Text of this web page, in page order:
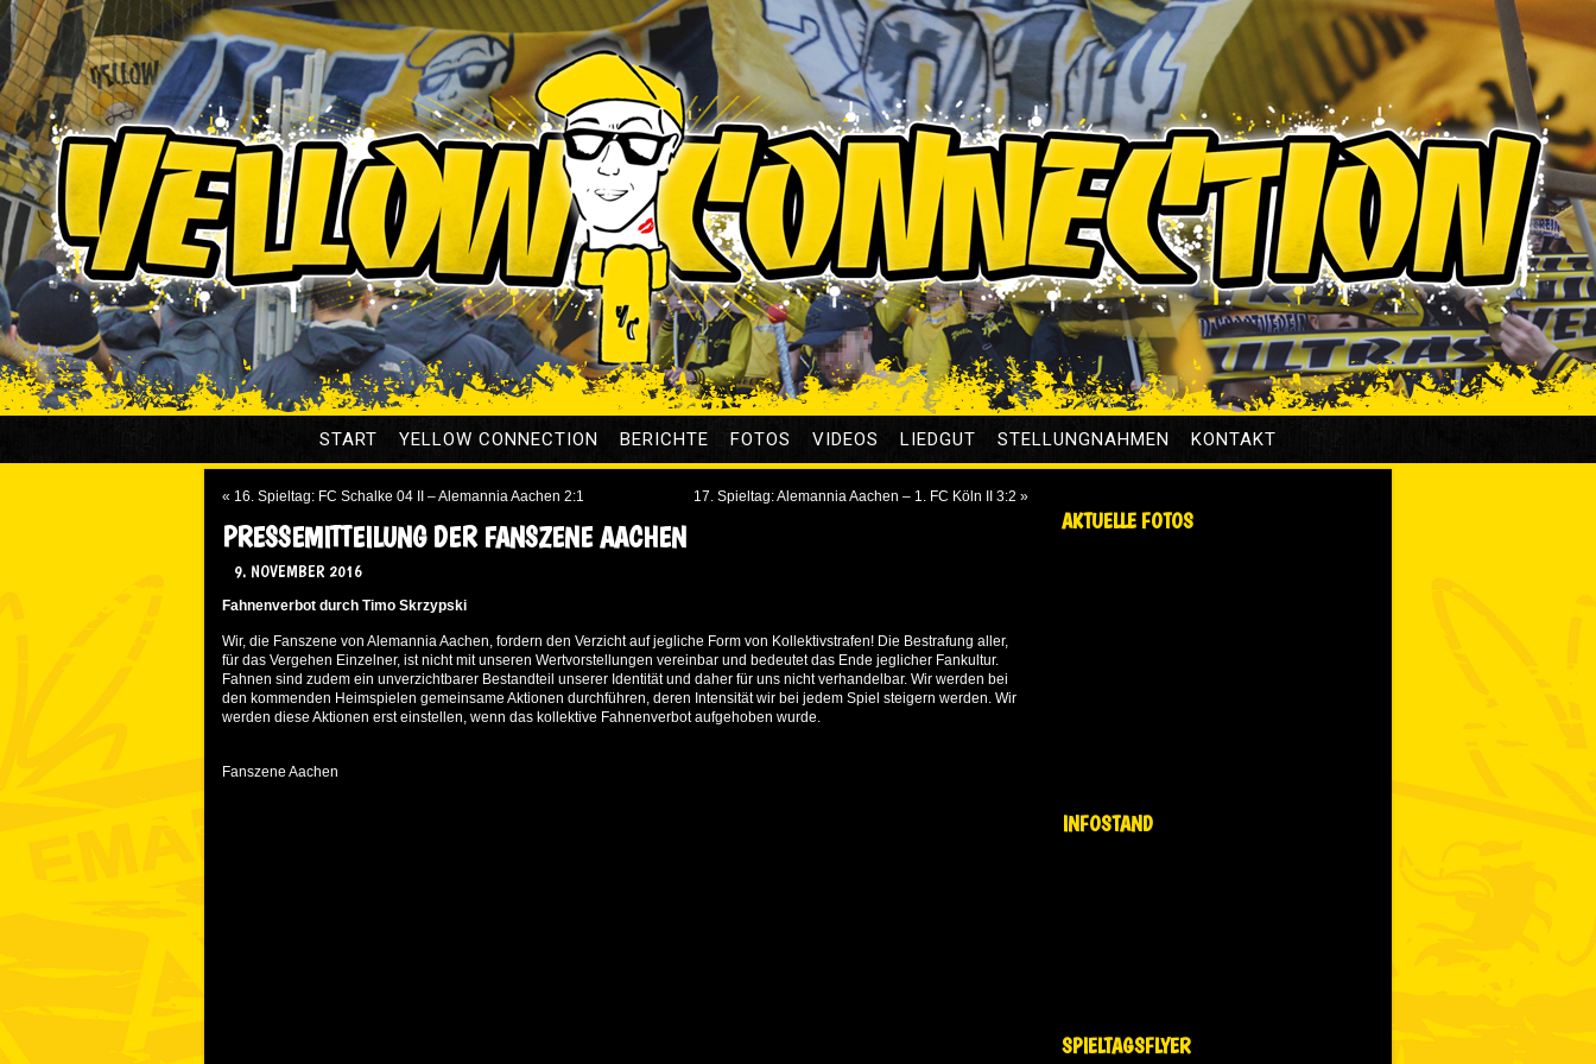
START YELLOW CONNECTION BERICHTE FOTOS VIDEOS LIEDGUT STELLUNGNAHMEN KONTAKT
« 16. Spieltag: FC Schalke 04 II – Alemannia Aachen 2:1 17. Spieltag: Alemannia Aachen – 1. FC Köln II 3:2 »
PRESSEMITTEILUNG DER FANSZENE AACHEN
9. NOVEMBER 2016
Fahnenverbot durch Timo Skrzypski
Wir, die Fanszene von Alemannia Aachen, fordern den Verzicht auf jegliche Form von Kollektivstrafen! Die Bestrafung aller,
für das Vergehen Einzelner, ist nicht mit unseren Wertvorstellungen vereinbar und bedeutet das Ende jeglicher Fankultur.
Fahnen sind zudem ein unverzichtbarer Bestandteil unserer Identität und daher für uns nicht verhandelbar. Wir werden bei
den kommenden Heimspielen gemeinsame Aktionen durchführen, deren Intensität wir bei jedem Spiel steigern werden. Wir
werden diese Aktionen erst einstellen, wenn das kollektive Fahnenverbot aufgehoben wurde.
Fanszene Aachen
AKTUELLE FOTOS
INFOSTAND
SPIELTAGSFLYER